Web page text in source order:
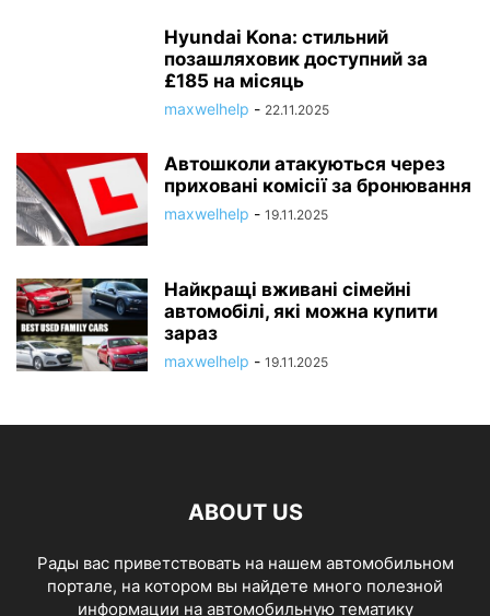
Hyundai Kona: стильний
позашляховик доступний за
£185 на місяць
maxwelhelp - 22.11.2025
Автошколи атакуються через
приховані комісії за бронювання
maxwelhelp - 19.11.2025
Найкращі вживані сімейні
автомобілі, які можна купити
зараз
maxwelhelp - 19.11.2025
ABOUT US
Рады вас приветствовать на нашем автомобильном
портале, на котором вы найдете много полезной
информации на автомобильную тематику